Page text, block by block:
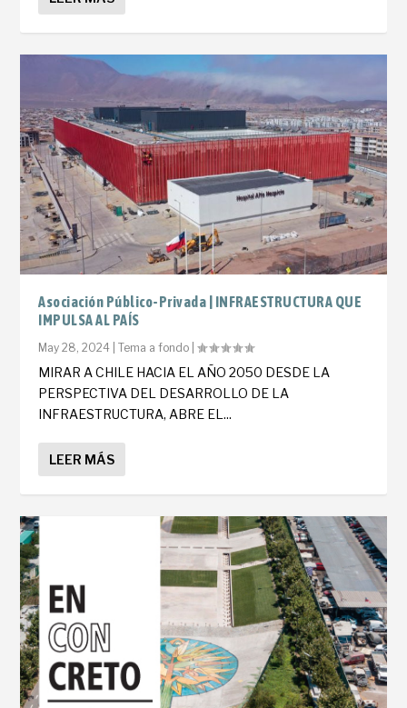
Asociación Público-Privada | INFRAESTRUCTURA QUE
IMPULSA AL PAÍS
May 28, 2024 |Tema a fondo |
MIRAR A CHILE HACIA EL AÑO 2050 DESDE LA
PERSPECTIVA DEL DESARROLLO DE LA
INFRAESTRUCTURA, ABRE EL...
LEER MÁS